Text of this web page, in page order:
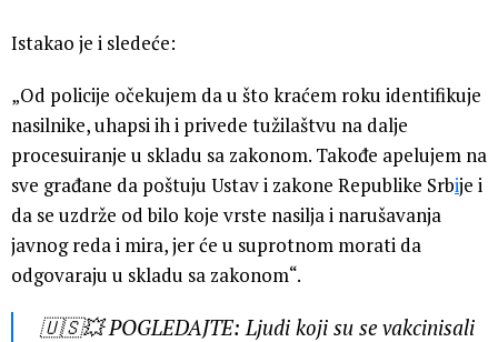
Istakao je i sledeće:
„Od policije očekujem da u što kraćem roku identifikuje
nasilnike, uhapsi ih i privede tužilaštvu na dalje
procesuiranje u skladu sa zakonom. Takođe apelujem na
sve građane da poštuju Ustav i zakone Republike Srbije i
da se uzdrže od bilo koje vrste nasilja i narušavanja
javnog reda i mira, jer će u suprotnom morati da
odgovaraju u skladu sa zakonom“.
🇺🇸💥 POGLEDAJTE: Ljudi koji su se vakcinisali